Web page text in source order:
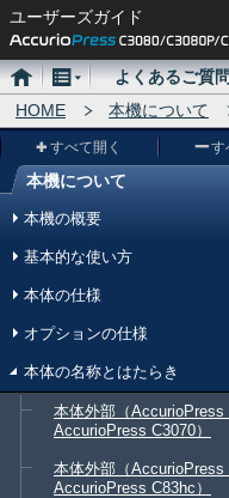
ユーザーズガイド
ホ
ー
メ
ニ
ュ
ー
よくあるご質問
HOME
本機について
メ
ー
本機について
すべて開く す
本機の概要
基本的な使い方
本体の仕様
オプションの仕様
本体の名称とはたらき
本体外部（AccurioPress
AccurioPress C3070）
本体外部（AccurioPress
AccurioPress C83hc）